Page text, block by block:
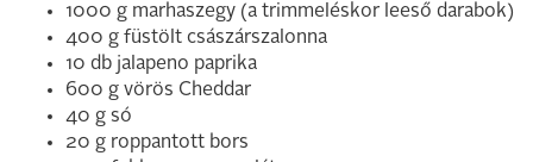
1000 g marhaszegy (a trimmeléskor leeső darabok)
400 g füstölt császárszalonna
10 db jalapeno paprika
600 g vörös Cheddar
40 g só
20 g roppantott bors